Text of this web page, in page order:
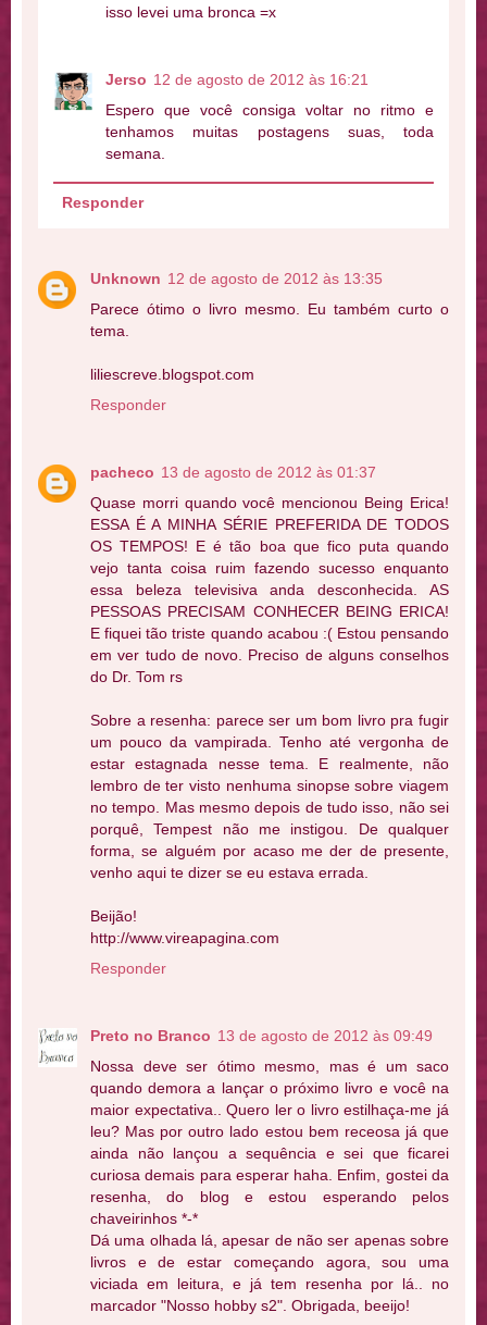
isso levei uma bronca =x
Jerso 12 de agosto de 2012 às 16:21
Espero que você consiga voltar no ritmo e
tenhamos muitas postagens suas, toda
semana.
Responder
Unknown 12 de agosto de 2012 às 13:35
Parece ótimo o livro mesmo. Eu também curto o
tema.
liliescreve.blogspot.com
Responder
pacheco 13 de agosto de 2012 às 01:37
Quase morri quando você mencionou Being Erica!
ESSA É A MINHA SÉRIE PREFERIDA DE TODOS
OS TEMPOS! E é tão boa que fico puta quando
vejo tanta coisa ruim fazendo sucesso enquanto
essa beleza televisiva anda desconhecida. AS
PESSOAS PRECISAM CONHECER BEING ERICA!
E fiquei tão triste quando acabou :( Estou pensando
em ver tudo de novo. Preciso de alguns conselhos
do Dr. Tom rs
Sobre a resenha: parece ser um bom livro pra fugir
um pouco da vampirada. Tenho até vergonha de
estar estagnada nesse tema. E realmente, não
lembro de ter visto nenhuma sinopse sobre viagem
no tempo. Mas mesmo depois de tudo isso, não sei
porquê, Tempest não me instigou. De qualquer
forma, se alguém por acaso me der de presente,
venho aqui te dizer se eu estava errada.
Beijão!
http://www.vireapagina.com
Responder
Preto no Branco 13 de agosto de 2012 às 09:49
Nossa deve ser ótimo mesmo, mas é um saco
quando demora a lançar o próximo livro e você na
maior expectativa.. Quero ler o livro estilhaça-me já
leu? Mas por outro lado estou bem receosa já que
ainda não lançou a sequência e sei que ficarei
curiosa demais para esperar haha. Enfim, gostei da
resenha, do blog e estou esperando pelos
chaveirinhos *-*
Dá uma olhada lá, apesar de não ser apenas sobre
livros e de estar começando agora, sou uma
viciada em leitura, e já tem resenha por lá.. no
marcador "Nosso hobby s2". Obrigada, beeijo!